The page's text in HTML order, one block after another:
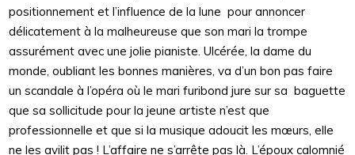
positionnement et l’influence de la lune pour annoncer
délicatement à la malheureuse que son mari la trompe
assurément avec une jolie pianiste. Ulcérée, la dame du
monde, oubliant les bonnes manières, va d’un bon pas faire
un scandale à l’opéra où le mari furibond jure sur sa baguette
que sa sollicitude pour la jeune artiste n’est que
professionnelle et que si la musique adoucit les mœurs, elle
ne les avilit pas ! L’affaire ne s’arrête pas là. L’époux calomnié